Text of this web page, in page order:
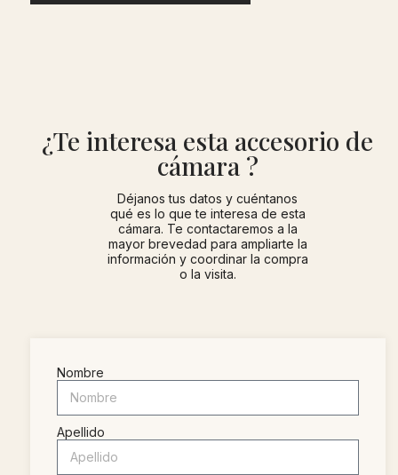
¿Te interesa esta accesorio de
cámara ?
Déjanos tus datos y cuéntanos
qué es lo que te interesa de esta
cámara. Te contactaremos a la
mayor brevedad para ampliarte la
información y coordinar la compra
o la visita.
Nombre
Apellido